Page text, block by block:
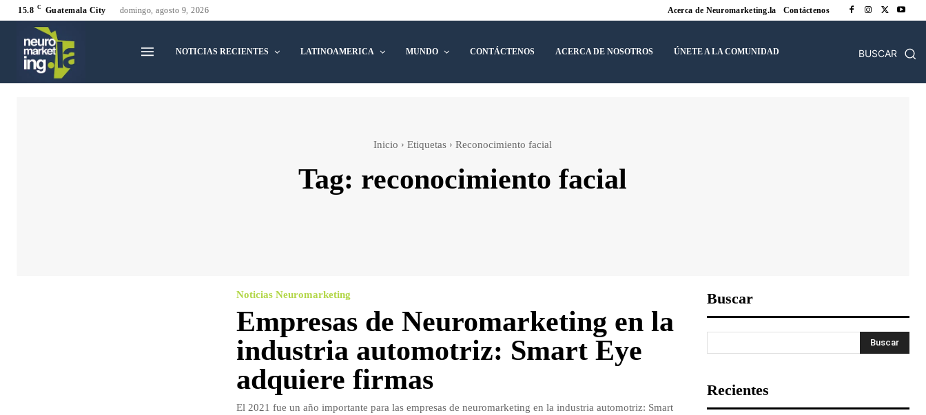
15.8 C Guatemala City domingo, agosto 9, 2026 Acerca de Neuromarketing.la Contáctenos
NOTICIAS RECIENTES LATINOAMERICA MUNDO CONTÁCTENOS ACERCA DE NOSOTROS ÚNETE A LA COMUNIDAD BUSCAR
Inicio Etiquetas Reconocimiento facial
Tag: reconocimiento facial
Noticias Neuromarketing
Empresas de Neuromarketing en la
industria automotriz: Smart Eye
adquiere firmas
El 2021 fue un año importante para las empresas de neuromarketing en la industria automotriz: Smart
Buscar
Buscar
Recientes